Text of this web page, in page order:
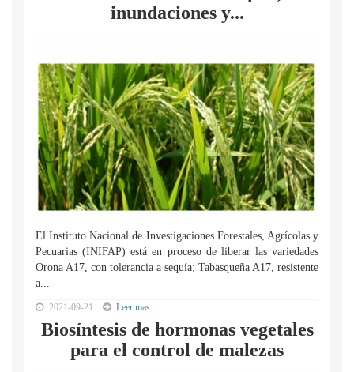
inundaciones y...
El Instituto Nacional de Investigaciones Forestales, Agrícolas y
Pecuarias (INIFAP) está en proceso de liberar las variedades
Orona A17, con tolerancia a sequía; Tabasqueña A17, resistente
a...
2021-09-21 Leer mas...
Biosíntesis de hormonas vegetales
para el control de malezas